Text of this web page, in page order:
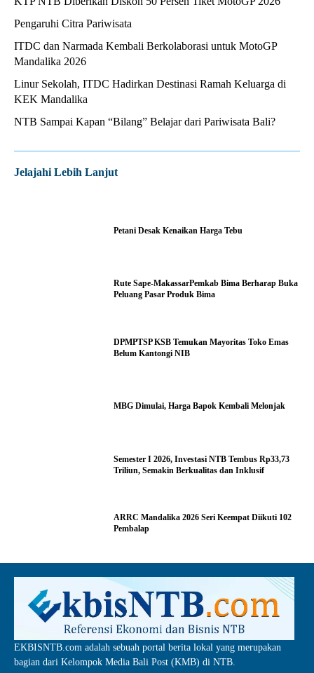
Pengaruhi Citra Pariwisata
ITDC dan Narmada Kembali Berkolaborasi untuk MotoGP
Mandalika 2026
Linur Sekolah, ITDC Hadirkan Destinasi Ramah Keluarga di
KEK Mandalika
NTB Sampai Kapan “Bilang” Belajar dari Pariwisata Bali?
Jelajahi Lebih Lanjut
Petani Desak Kenaikan Harga Tebu
Rute Sape-MakassarPemkab Bima Berharap Buka
Peluang Pasar Produk Bima
DPMPTSP KSB Temukan Mayoritas Toko Emas
Belum Kantongi NIB
MBG Dimulai, Harga Bapok Kembali Melonjak
Semester I 2026, Investasi NTB Tembus Rp33,73
Triliun, Semakin Berkualitas dan Inklusif
ARRC Mandalika 2026 Seri Keempat Diikuti 102
Pembalap
EKBISNTB.com adalah sebuah portal berita lokal yang merupakan
bagian dari Kelompok Media Bali Post (KMB) di NTB.